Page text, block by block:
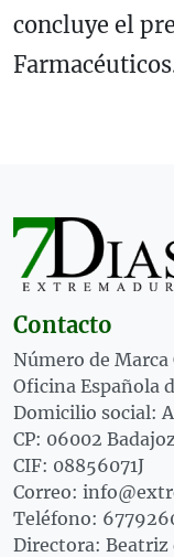
concluye el
Contacto
Número de
Oficina Española
Domicilio social:
CP: 06002
CIF: 08856071J
Correo:
Teléfono:
Directora: Beatriz